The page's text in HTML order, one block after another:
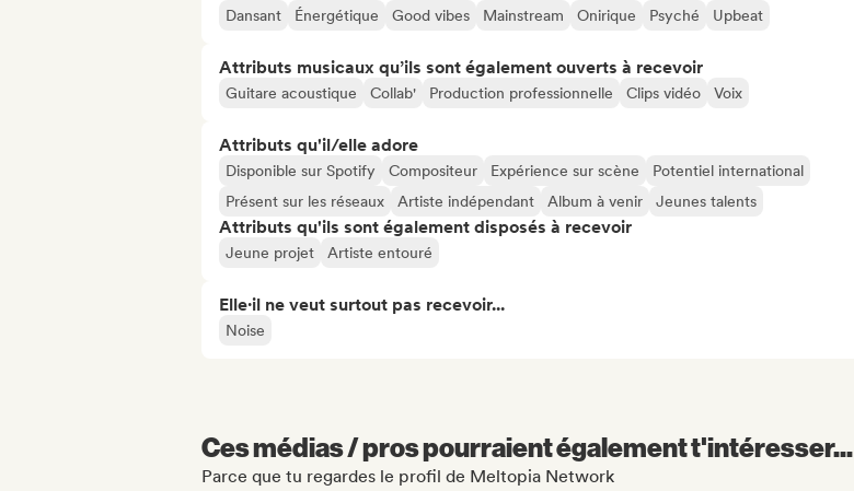
Dansant Énergétique Good vibes Mainstream Onirique Psyché Upbeat
Attributs musicaux qu’ils sont également ouverts à recevoir
Guitare acoustique Collab' Production professionnelle Clips vidéo Voix
Attributs qu'il/elle adore
Disponible sur Spotify Compositeur Expérience sur scène
Potentiel international
Présent sur les réseaux
Artiste indépendant Album à venir Jeunes talents
Attributs qu'ils sont également disposés à recevoir
Jeune projet Artiste entouré
Elle·il ne veut surtout pas recevoir...
Noise
Ces médias / pros pourraient également t'intéresser...
Parce que tu regardes le profil de Meltopia Network